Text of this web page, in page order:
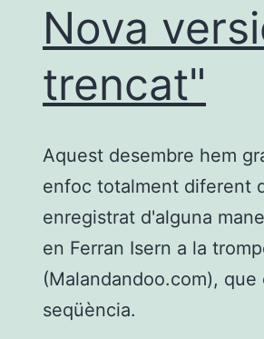
Nova
trencat"
Aquest desembre hem
enfoc totalment diferent
enregistrat d'alguna
en Ferran Isern a la
(Malandandoo.com),
seqüència.